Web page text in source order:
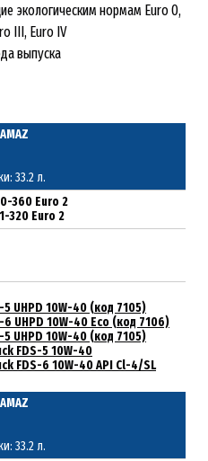
экологическим нормам Euro 0,
III, Euro IV
выпуска
33.2 л.
360 Euro 2
320 Euro 2
5 UHPD 10W-40 (код 7105)
6 UHPD 10W-40 Eco (код 7106)
5 UHPD 10W-40 (код 7105)
FDS-5 10W-40
FDS-6 10W-40 API Cl-4/SL
33.2 л.